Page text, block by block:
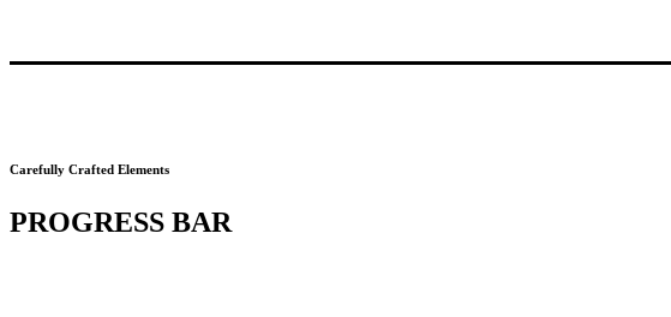
Carefully Crafted Elements
PROGRESS BAR